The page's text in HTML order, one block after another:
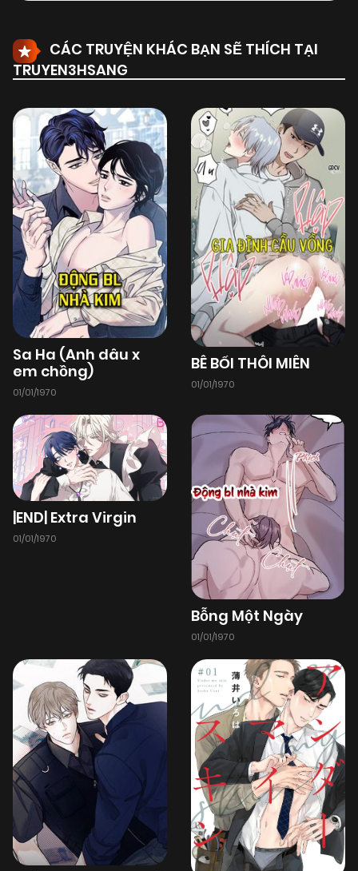
CÁC TRUYỆN KHÁC BẠN SẼ THÍCH TẠI
TRUYEN3HSANG
Sa Ha (Anh dâu x
em chồng)
01/01/1970
BÊ BỐI THÔI MIÊN
01/01/1970
|END| Extra Virgin
01/01/1970
Bỗng Một Ngày
01/01/1970